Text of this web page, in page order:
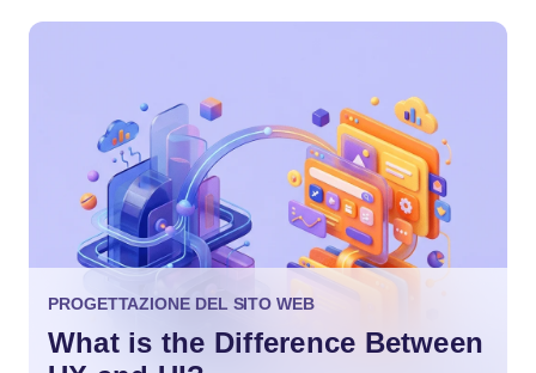
PROGETTAZIONE DEL SITO WEB
What is the Difference Between